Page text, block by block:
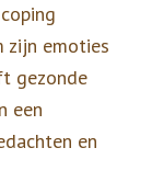
zijn emoties
gezonde
een
en